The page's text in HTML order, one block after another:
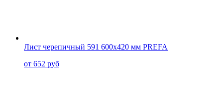
Лист черепичный 591 600x420 мм PREFA
от 652 руб